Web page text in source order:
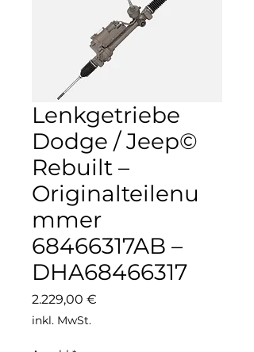
Lenkgetriebe
Dodge / Jeep©
Rebuilt –
Originalteilenu
mmer
68466317AB –
DHA68466317
2.229,00 €
inkl. MwSt.